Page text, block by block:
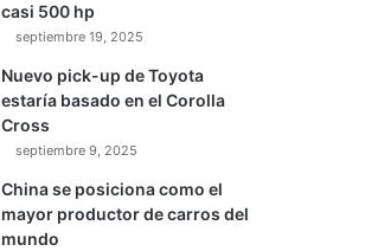
casi 500 hp
septiembre 19, 2025
Nuevo pick-up de Toyota
estaría basado en el Corolla
Cross
septiembre 9, 2025
China se posiciona como el
mayor productor de carros del
mundo